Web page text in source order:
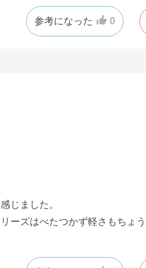
参考になった 0
じました。
ーズはべたつかず軽さもちょ